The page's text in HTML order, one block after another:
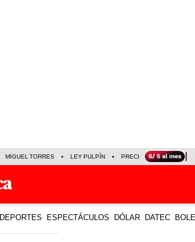
MIGUEL TORRES LEY PULPÍN PRECIO DEL DÓLAR
DEPORTES ESPECTÁCULOS DÓLAR DATEC